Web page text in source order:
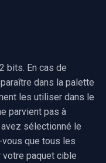
bits. En cas de
dans la palette
les utiliser dans le
parvient pas à
sélectionné le
que tous les
paquet cible